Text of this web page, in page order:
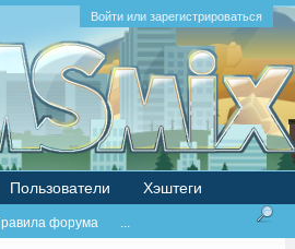
Войти или зарегистрироваться
форума ...
Пользователи Хэштеги